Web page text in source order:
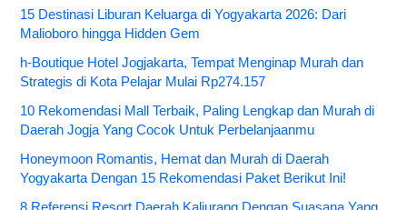
15 Destinasi Liburan Keluarga di Yogyakarta 2026: Dari
Malioboro hingga Hidden Gem
h-Boutique Hotel Jogjakarta, Tempat Menginap Murah dan
Strategis di Kota Pelajar Mulai Rp274.157
10 Rekomendasi Mall Terbaik, Paling Lengkap dan Murah di
Daerah Jogja Yang Cocok Untuk Perbelanjaanmu
Honeymoon Romantis, Hemat dan Murah di Daerah
Yogyakarta Dengan 15 Rekomendasi Paket Berikut Ini!